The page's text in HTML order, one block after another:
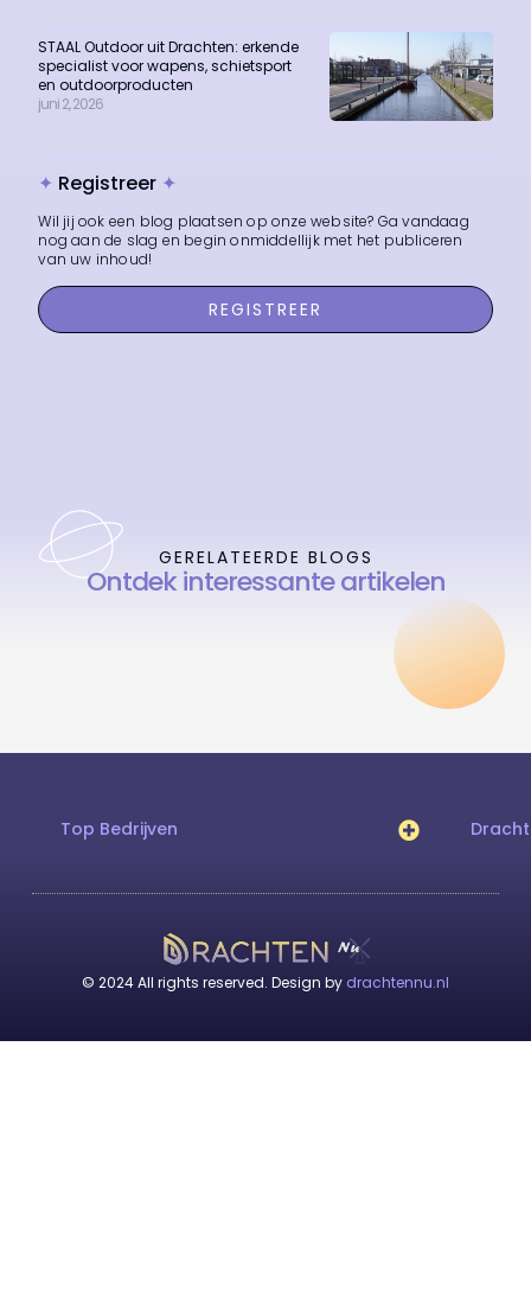
STAAL Outdoor uit Drachten: erkende
specialist voor wapens, schietsport
en outdoorproducten
juni 2, 2026
✦ Registreer ✦
Wil jij ook een blog plaatsen op onze website? Ga vandaag
nog aan de slag en begin onmiddellijk met het publiceren
van uw inhoud!
REGISTREER
GERELATEERDE BLOGS
Ontdek interessante artikelen
Top Bedrijven
© 2024 All rights reserved. Design by drachtennu.nl